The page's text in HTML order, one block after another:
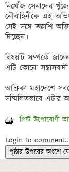
নিখোঁজ সেনাদের
নৌবাহিনীকে এই
সেই সঙ্গে তল্লাশি
দিচ্ছেন।
বিষয়টি সম্পর্কে
এটি কোনো
আফ্রিকা মহাদেশে
প্রিন্ট উপোযোগী
Login to comment..
পৃষ্ঠার উপরের অংশে